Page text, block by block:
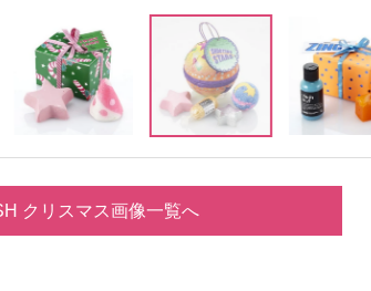
クリスマス画像一覧へ